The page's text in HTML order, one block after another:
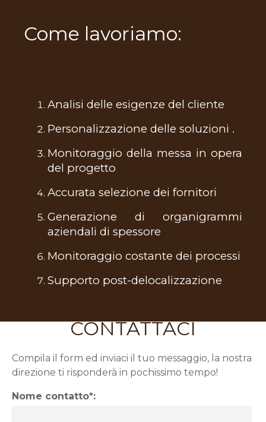
Come lavoriamo:
Analisi delle esigenze del cliente
Personalizzazione delle soluzioni .
Monitoraggio della messa in opera
del progetto
Accurata selezione dei fornitori
Generazione di organigrammi
aziendali di spessore
Monitoraggio costante dei processi
Supporto post-delocalizzazione
CONTATTACI
Compila il form ed inviaci il tuo messaggio, la nostra
direzione ti risponderà in pochissimo tempo!
Nome contatto*: